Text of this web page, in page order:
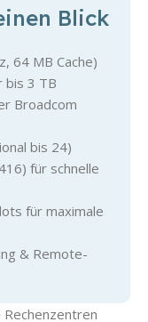
Blick
64 MB Cache)
bis 3 TB
Broadcom
bis 24)
für schnelle
für maximale
& Remote-